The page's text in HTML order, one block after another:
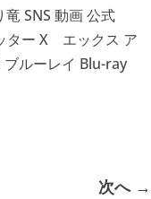
SNS 動画 公式
ター X エックス ア
ブルーレイ Blu-ray
次へ →